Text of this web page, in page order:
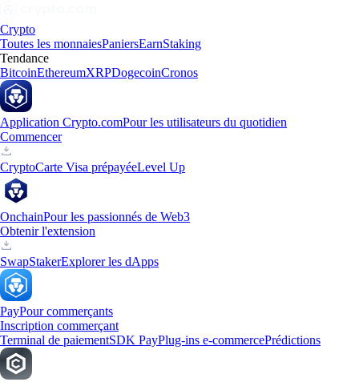
Crypto
Toutes les monnaiesPaniersEarnStaking
Tendance
BitcoinEthereumXRPDogecoinCronos
Application Crypto.comPour les utilisateurs du quotidien
Commencer
CryptoCarte Visa prépayéeLevel Up
OnchainPour les passionnés de Web3
Obtenir l'extension
SwapStakerExplorer les dApps
PayPour commerçants
Inscription commerçant
Terminal de paiementSDK PayPlug-ins e-commercePrédictions